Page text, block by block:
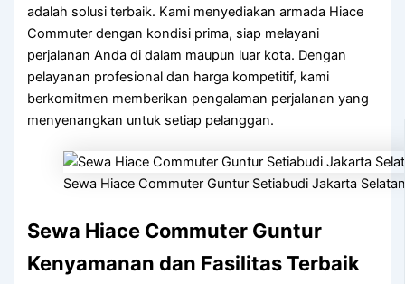
adalah solusi terbaik. Kami menyediakan armada Hiace
Commuter dengan kondisi prima, siap melayani
perjalanan Anda di dalam maupun luar kota. Dengan
pelayanan profesional dan harga kompetitif, kami
berkomitmen memberikan pengalaman perjalanan yang
menyenangkan untuk setiap pelanggan.
Sewa Hiace Commuter Guntur Setiabudi Jakarta
Sewa Hiace Commuter Guntur
Kenyamanan dan Fasilitas Terbaik